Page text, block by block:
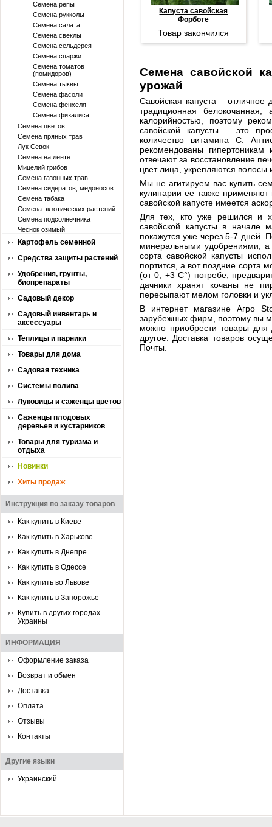
Семена репы
Семена рукколы
Семена салата
Семена свеклы
Семена сельдерея
Семена спаржи
Семена томатов
(помидоров)
Семена тыквы
Семена фасоли
Семена фенхеля
Семена физалиса
Семена цветов
Семена пряных трав
Лук Севок
Семена на ленте
Мицелий грибов
Семена газонных трав
Семена сидератов, медоносов
Семена табака
Семена экзотических растений
Семена подсолнечника
Чеснок озимый
Картофель семенной
Средства защиты растений
Удобрения, грунты,
биопрепараты
Садовый декор
Садовый инвентарь и
аксессуары
Теплицы и парники
Товары для дома
Садовая техника
Системы полива
Луковицы и саженцы цветов
Саженцы плодовых
деревьев и кустарников
Товары для туризма и
отдыха
Новинки
Хиты продаж
Инструкция по заказу товаров
Как купить в Киеве
Как купить в Харькове
Как купить в Днепре
Как купить в Одессе
Как купить во Львове
Как купить в Запорожье
Купить в других городах
Украины
ИНФОРМАЦИЯ
Оформление заказа
Возврат и обмен
Доставка
Оплата
Отзывы
Контакты
Другие языки
Украинский
Капуста савойская
Форботе
Товар закончился
Семена савойской
урожай
Савойская капуста –
традиционная
калорийностью, поэтому
савойской капусты – это
количество витамина С.
рекомендованы
отвечают за восстановление
цвет лица, укрепляются волосы
Мы не агитируем вас купить
кулинарии ее также
савойской капусте имеется
Для тех, кто уже решился и
савойской капусты в
покажутся уже через 5-7 дней.
минеральными удобрениями,
сорта савойской капусты
портится, а вот поздние сорта
(от 0, +3 С°) погребе,
дачники хранят кочаны не
пересыпают мелом головки и
В интернет магазине Агро
зарубежных фирм, поэтому вы
можно приобрести товары
другое. Доставка товаров
Почты.